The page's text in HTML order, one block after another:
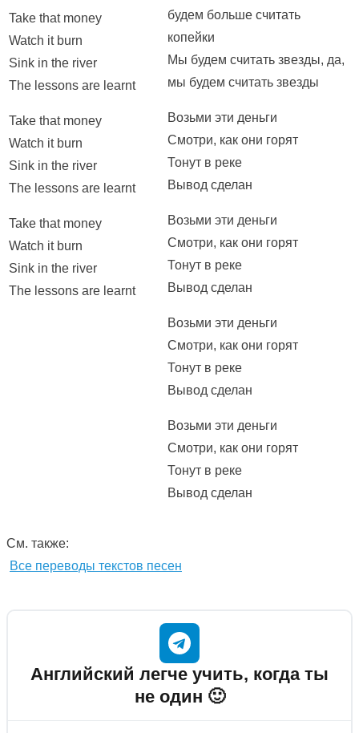
Take that money
Watch it burn
Sink in the river
The lessons are learnt
Take that money
Watch it burn
Sink in the river
The lessons are learnt
Take that money
Watch it burn
Sink in the river
The lessons are learnt
будем больше считать
копейки
Мы будем считать звезды, да,
мы будем считать звезды
Возьми эти деньги
Смотри, как они горят
Тонут в реке
Вывод сделан
Возьми эти деньги
Смотри, как они горят
Тонут в реке
Вывод сделан
Возьми эти деньги
Смотри, как они горят
Тонут в реке
Вывод сделан
Возьми эти деньги
Смотри, как они горят
Тонут в реке
Вывод сделан
См. также:
Все переводы текстов песен
Английский легче учить, когда ты
не один 🙂